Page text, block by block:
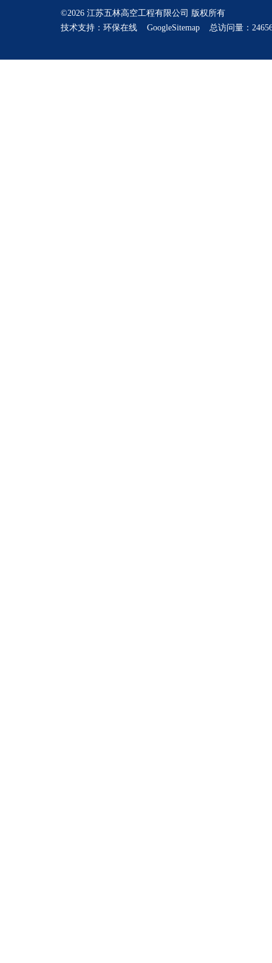
©2026 江苏五林高空工程有限公司 版权所有
技术支持： 环保在线 GoogleSitemap 总访问量：